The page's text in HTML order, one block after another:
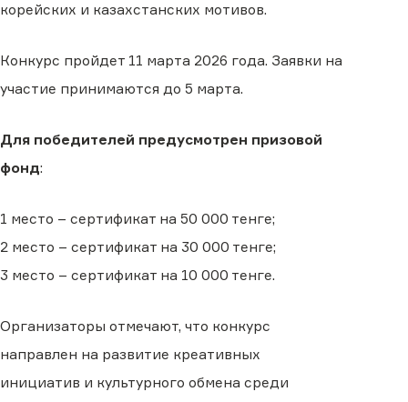
корейских и казахстанских мотивов.
Конкурс пройдет 11 марта 2026 года. Заявки на
участие принимаются до 5 марта.
Для победителей предусмотрен призовой
фонд:
1 место – сертификат на 50 000 тенге;
2 место – сертификат на 30 000 тенге;
3 место – сертификат на 10 000 тенге.
Организаторы отмечают, что конкурс
направлен на развитие креативных
инициатив и культурного обмена среди